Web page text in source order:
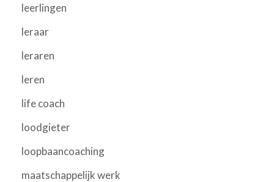
leerlingen
leraar
leraren
leren
life coach
loodgieter
loopbaancoaching
maatschappelijk werk